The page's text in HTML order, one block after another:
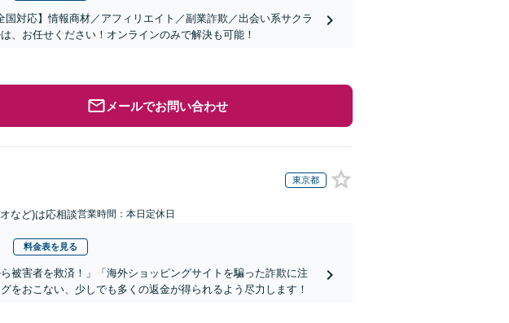
国対応】情報商材／アフィリエイト／副業詐欺／出会い系サクラ
、お任せください！オンラインのみで解決も可能！
メールでお問い合わせ
東京都
など)は応相談営業時間：本日定休日
料金表を見る
被害者を救済！」「海外ショッピングサイトを騙った詐欺に注
をおこない、少しでも多くの返金が得られるよう尽力します！